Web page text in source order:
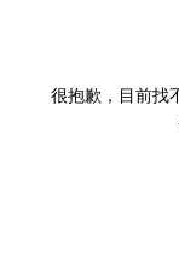
很抱歉，目前找